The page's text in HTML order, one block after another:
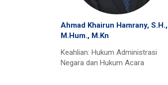
Ahmad Khairun Hamrany, S.H.,
M.Hum., M.Kn
Keahlian: Hukum Administrasi
Negara dan Hukum Acara